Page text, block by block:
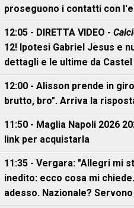
proseguono i contatti con
12:05 - DIRETTA VIDEO -
12! Ipotesi Gabriel Jesus e
dettagli e le ultime da Castel
12:00 - Alisson prende in
brutto, bro". Arriva la
11:50 - Maglia Napoli 2026
link per acquistarla
11:35 - Vergara: "Allegri mi
inedito: ecco cosa mi
adesso. Nazionale?